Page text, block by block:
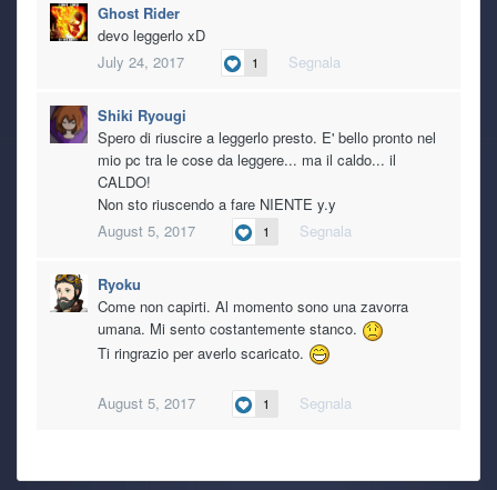
Ghost Rider
devo leggerlo xD
July 24, 2017
1 Segnala
Shiki Ryougi
Spero di riuscire a leggerlo presto. E' bello pronto nel
mio pc tra le cose da leggere... ma il caldo... il
CALDO!
Non sto riuscendo a fare NIENTE y.y
August 5, 2017
1 Segnala
Ryoku
Come non capirti. Al momento sono una zavorra
umana. Mi sento costantemente stanco.
Ti ringrazio per averlo scaricato.
August 5, 2017 1 Segnala